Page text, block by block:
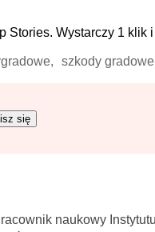
Stories. Wystarczy 1 klik
szkody
się
naukowy